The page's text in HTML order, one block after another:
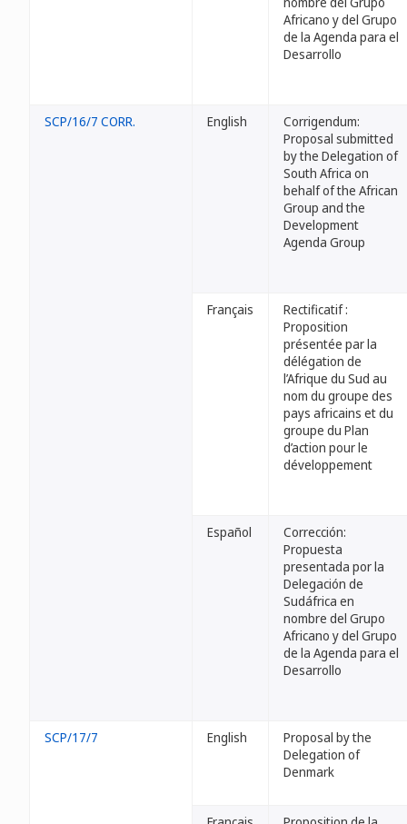
Africano y del Grupo
de la Agenda para el
Desarrollo
SCP/16/7 CORR. English
Corrigendum:
Proposal submitted
by the Delegation of
South Africa on
behalf of the African
Group and the
Development
Agenda Group
Français
Rectificatif :
Proposition
présentée par la
délégation de
l’Afrique du Sud au
nom du groupe des
pays africains et du
groupe du Plan
d’action pour le
développement
Español
Corrección:
Propuesta
presentada por la
Delegación de
Sudáfrica en
nombre del Grupo
Africano y del Grupo
de la Agenda para el
Desarrollo
SCP/17/7 English
Proposal by the
Delegation of
Denmark